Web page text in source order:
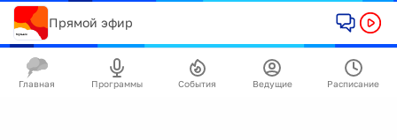
Прямой эфир
Главная Программы События Ведущие Расписание